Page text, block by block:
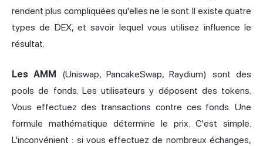
rendent plus compliquées qu'elles ne le sont. Il existe quatre
types de DEX, et savoir lequel vous utilisez influence le
résultat.
Les AMM (Uniswap,PancakeSwap,Raydium) sont des
pools de fonds. Les utilisateurs y déposent des tokens.
Vous effectuez des transactions contre ces fonds. Une
formule mathématique détermine le prix. C'est simple.
L'inconvénient : si vous effectuez de nombreux échanges,